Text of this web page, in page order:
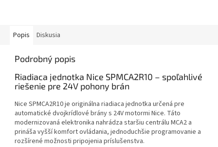
Popis Diskusia
Podrobný popis
Riadiaca jednotka Nice SPMCA2R10 – spoľahlivé
riešenie pre 24V pohony brán
Nice SPMCA2R10 je originálna riadiaca jednotka určená pre
automatické dvojkrídlové brány s 24V motormi Nice. Táto
modernizovaná elektronika nahrádza staršiu centrálu MCA2 a
prináša vyšší komfort ovládania, jednoduchšie programovanie a
rozšírené možnosti pripojenia príslušenstva.